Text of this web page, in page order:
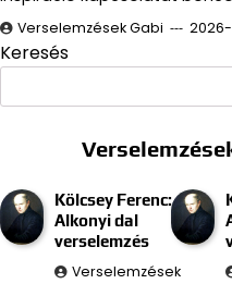
Verselemzések Gabi
Keresés
Kölcsey Ferenc:
Alkonyi dal
verselemzés
Verselemzések